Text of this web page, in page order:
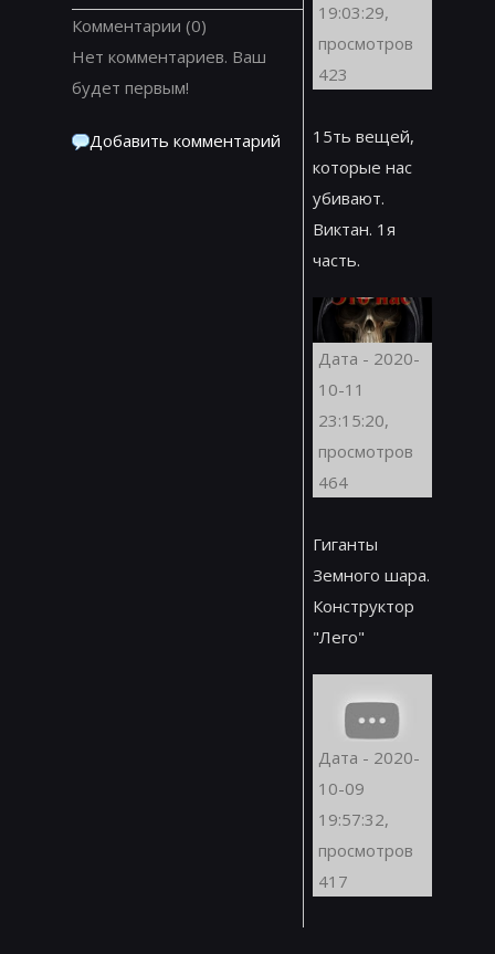
Комментарии (0)
Нет комментариев. Ваш
будет первым!
Добавить комментарий
19:03:29,
просмотров
423
15ть вещей,
которые нас
убивают.
Виктан. 1я
часть.
Дата - 2020-
10-11
23:15:20,
просмотров
464
Гиганты
Земного шара.
Конструктор
"Лего"
Дата - 2020-
10-09
19:57:32,
просмотров
417